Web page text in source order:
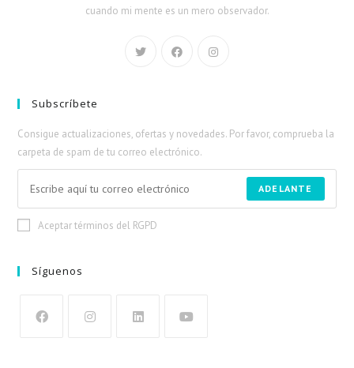
cuando mi mente es un mero observador.
Subscríbete
Consigue actualizaciones, ofertas y novedades. Por favor, comprueba la
carpeta de spam de tu correo electrónico.
ADELANTE
Aceptar términos del RGPD
Síguenos